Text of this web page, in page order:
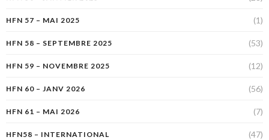
HFN 57 – MAI 2025 (1)
HFN 58 – SEPTEMBRE 2025 (53)
HFN 59 – NOVEMBRE 2025 (12)
HFN 60 – JANV 2026 (56)
HFN 61 – MAI 2026 (7)
HFN58 – INTERNATIONAL (47)